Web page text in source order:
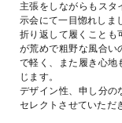
主張をしながらもスタ
示会にて一目惚れしま
折り返して履くことも
が荒めで粗野な風合い
で軽く、また履き心地
じます。
デザイン性、申し分の
セレクトさせていただ